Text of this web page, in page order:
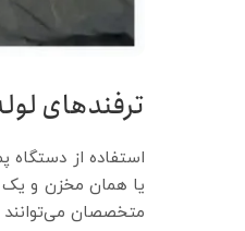
ترفند‌های لوله
استفاده از دستگاه
یا همان مخزن و یک
متخصصان می‌توانند